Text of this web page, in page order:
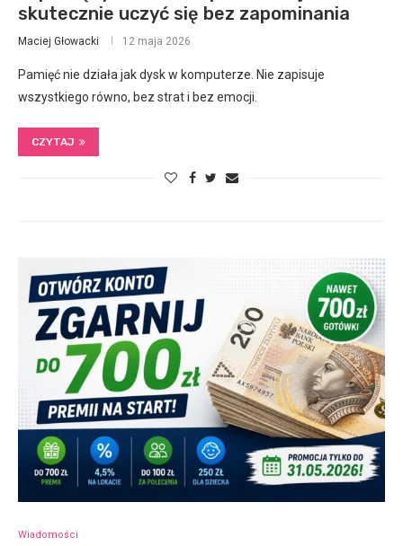
skutecznie uczyć się bez zapominania
Maciej Głowacki 12 maja 2026
Pamięć nie działa jak dysk w komputerze. Nie zapisuje
wszystkiego równo, bez strat i bez emocji.
CZYTAJ
Wiadomości